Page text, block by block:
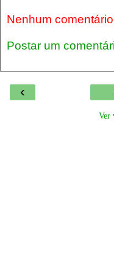
Nenhum
Postar um
‹
Ver